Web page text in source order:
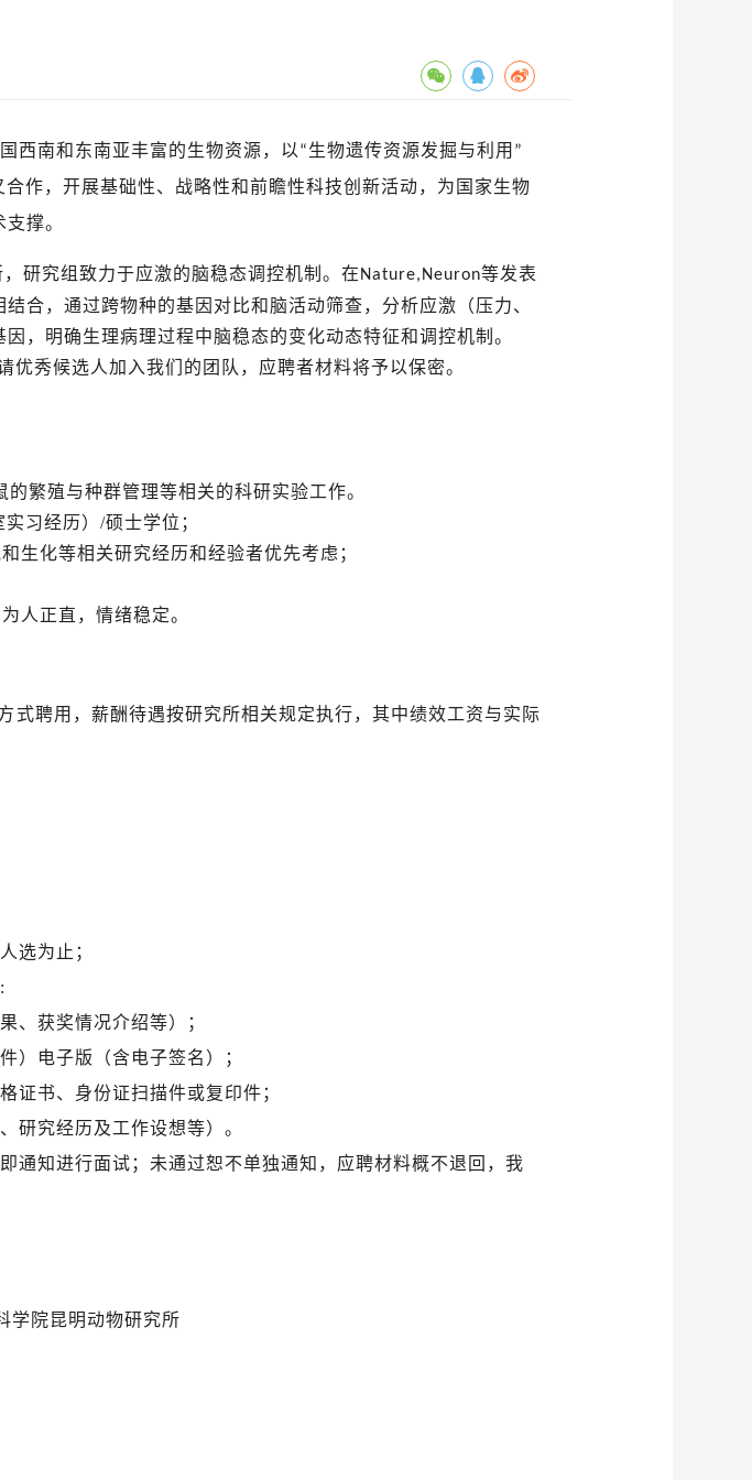
南和东南亚丰富的生物资源，以 “生物遗传资源发掘与利用 ”
作，开展基础性、战略性和前瞻性科技创新活动，为国家生物
撑。
研究组致力于应激的脑稳态调控机制。在 Nature,Neuron等发表
合，通过跨物种的基因对比和脑活动筛查，分析应激（压力、
，明确生理病理过程中脑稳态的变化动态特征和调控机制。
优秀候选人加入我们的团队，应聘者材料将予以保密。
的繁殖与种群管理等相关的科研实验工作。
习经历） /硕士学位；
生化等相关研究经历和经验者优先考虑；
人正直，情绪稳定。
式聘用，薪酬待遇按研究所相关规定执行，其中绩效工资与实际
选为止；
、获奖情况介绍等）；
）电子版（含电子签名）；
证书、身份证扫描件或复印件；
研究经历及工作设想等）。
通知进行面试；未通过恕不单独通知，应聘材料概不退回，我
学院昆明动物研究所